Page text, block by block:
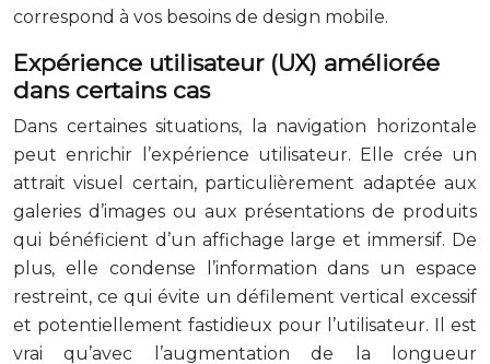
correspond à vos besoins de design mobile.
Expérience utilisateur (UX) améliorée
dans certains cas
Dans certaines situations, la navigation horizontale
peut enrichir l’expérience utilisateur. Elle crée un
attrait visuel certain, particulièrement adaptée aux
galeries d’images ou aux présentations de produits
qui bénéficient d’un affichage large et immersif. De
plus, elle condense l’information dans un espace
restreint, ce qui évite un défilement vertical excessif
et potentiellement fastidieux pour l’utilisateur. Il est
vrai qu’avec l’augmentation de la longueur